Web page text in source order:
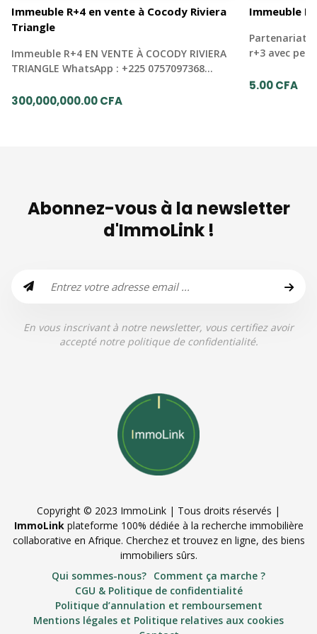
Immeuble R+4 en vente à Cocody Riviera
Triangle
Immeuble R+4 EN VENTE À COCODY RIVIERA
TRIANGLE WhatsApp : +225 0757097368…
300,000,000.00 CFA
Immeuble
Partenariat
r+3 avec
5.00 CFA
Abonnez-vous à la newsletter
d'ImmoLink !
En vous inscrivant à notre newsletter, vous certifiez avoir
accepté notre politique de confidentialité.
Copyright © 2023 ImmoLink | Tous droits réservés |
ImmoLinkplateforme 100% dédiée à la recherche immobilière
collaborative en Afrique. Cherchez et trouvez en ligne, des biens
immobiliers sûrs.
Qui sommes-nous? Comment ça marche ?
CGU & Politique de confidentialité
Politique d’annulation et remboursement
Mentions légales et Politique relatives aux cookies